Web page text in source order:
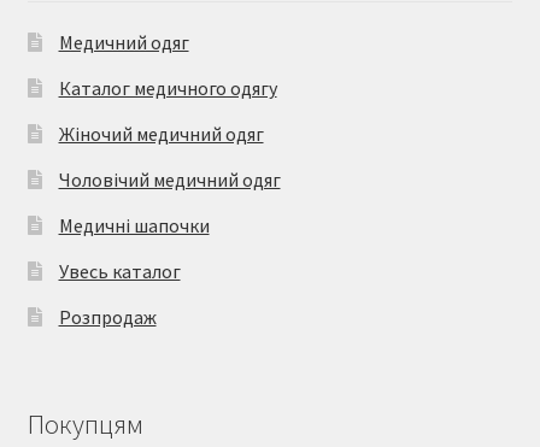
Медичний одяг
Каталог медичного одягу
Жіночий медичний одяг
Чоловічий медичний одяг
Медичні шапочки
Увесь каталог
Розпродаж
Покупцям